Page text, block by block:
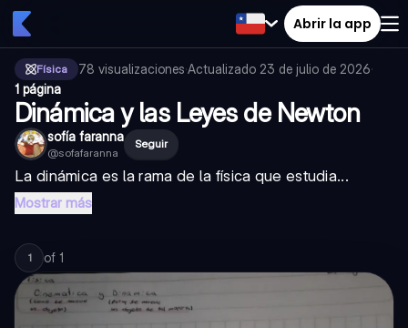
Abrir la app
Física 78 visualizaciones·Actualizado 23 de julio de 2026·
1 página
Dinámica y las Leyes de Newton
sofía faranna
@sofafaranna
Seguir
La dinámica es la rama de la física que estudia...
Mostrar más
1 of 1